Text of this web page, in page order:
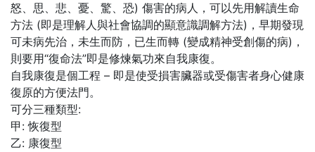
怒、思、悲、憂、驚、恐) 傷害的病人，可以先用解讀生命
方法 (即是理解人與社會協調的顯意識調解方法)，早期發現
可未病先治，未生而防，已生而轉 (變成精神受創傷的病)，
則要用“復命法”即是修煉氣功來自我康復。
自我康復是個工程 – 即是使受損害臟器或受傷害者身心健康
復原的方便法門。
可分三種類型:
甲: 恢復型
乙: 康復型